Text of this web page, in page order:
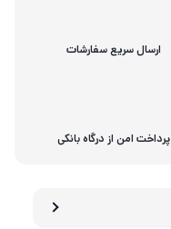
ارسال سریع سفارشات
پرداخت امن از درگاه بانکی